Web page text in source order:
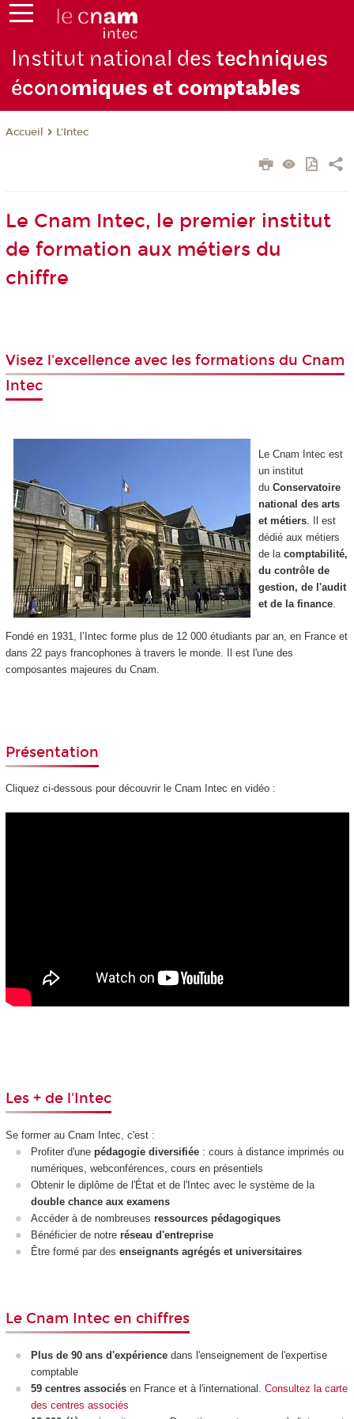
Institut national destechniques
économiques et comptables
Accueil L'Intec
Le Cnam Intec, le premier institut
de formation aux métiers du
chiffre
Visez l'excellence avec les formations du Cnam
Intec
Le Cnam Intec est
un institut
du Conservatoire
national des arts
et métiers. Il est
dédié aux métiers
de la comptabilité,
du contrôle de
gestion, de l'audit
et de la finance.
Fondé en 1931, l’Intec forme plus de 12 000 étudiants par an, en France et
dans 22 pays francophones à travers le monde. Il est l'une des
composantes majeures du Cnam.
Présentation
Cliquez ci-dessous pour découvrir le Cnam Intec en vidéo :
Les + de l'Intec
Se former au Cnam Intec, c'est :
Profiter d'une pédagogie diversifiée : cours à distance imprimés ou
numériques, webconférences, cours en présentiels
Obtenir le diplôme de l'État et de l'Intec avec le système de la
double chance aux examens
Accéder à de nombreuses ressources pédagogiques
Bénéficier de notre réseau d'entreprise
Être formé par des enseignants agrégés et universitaires
Le Cnam Intec en chiffres
Plus de 90 ans d'expérience dans l'enseignement de l'expertise
comptable
59 centres associés en France et à l'international. Consultez la carte
des centres associés